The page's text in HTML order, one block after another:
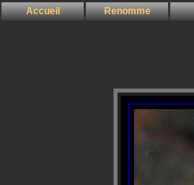
Accueil Renomme